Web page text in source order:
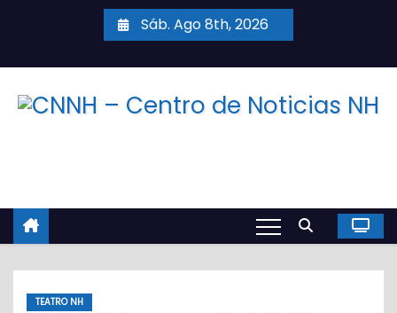
c
Sáb. Ago 8th, 2026
TEATRO NH